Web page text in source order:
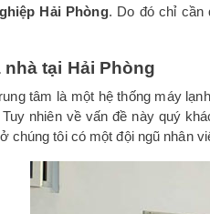
Hải Phòng. Do đó chỉ cần
tại Hải Phòng
tâm là một hệ thống máy
nhiên về vấn đề này quý
chúng tôi có một đội ngũ nhân